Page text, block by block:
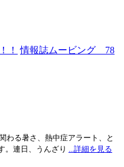
！
情報誌ムービング 78
わる暑さ、熱中症アラート、と
。連日、うんざり
...詳細を見る